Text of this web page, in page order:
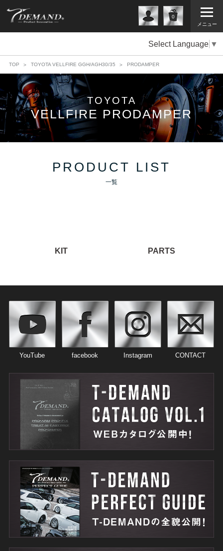
メニュー
0
Select Language ▼
TOP TOYOTA VELLFIRE GGH/AGH30/35 PRODAMPER
TOYOTA
VELLFIRE PRODAMPER
PRODUCT LIST
一覧
KIT PARTS
YouTube facebook Instagram CONTACT